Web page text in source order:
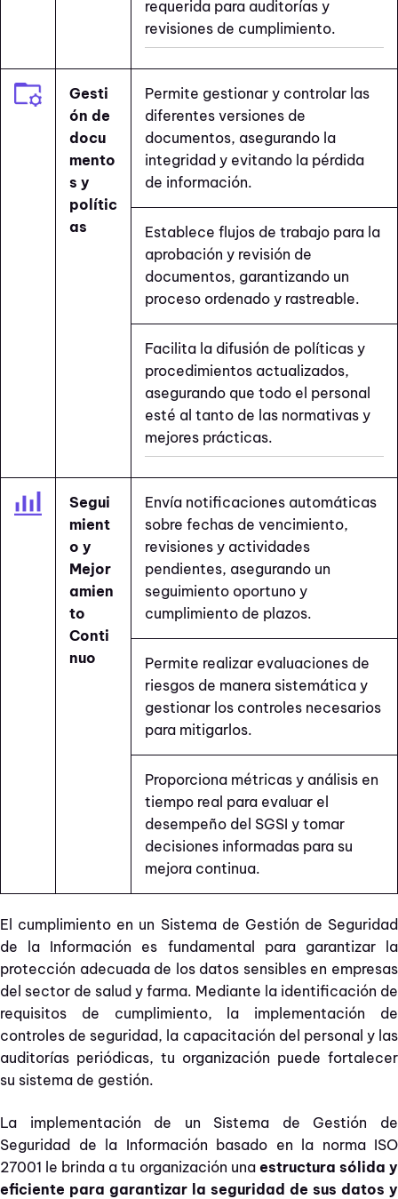
requerida para auditorías y
revisiones de cumplimiento.
Gesti
ón de
docu
mento
s y
polític
as
Permite gestionar y controlar las
diferentes versiones de
documentos, asegurando la
integridad y evitando la pérdida
de información.
Establece flujos de trabajo para la
aprobación y revisión de
documentos, garantizando un
proceso ordenado y rastreable.
Facilita la difusión de políticas y
procedimientos actualizados,
asegurando que todo el personal
esté al tanto de las normativas y
mejores prácticas.
Segui
mient
o y
Mejor
amien
to
Conti
nuo
Envía notificaciones automáticas
sobre fechas de vencimiento,
revisiones y actividades
pendientes, asegurando un
seguimiento oportuno y
cumplimiento de plazos.
Permite realizar evaluaciones de
riesgos de manera sistemática y
gestionar los controles necesarios
para mitigarlos.
Proporciona métricas y análisis en
tiempo real para evaluar el
desempeño del SGSI y tomar
decisiones informadas para su
mejora continua.
El cumplimiento en un Sistema de Gestión de Seguridad
de la Información es fundamental para garantizar la
protección adecuada de los datos sensibles en empresas
del sector de salud y farma. Mediante la identificación de
requisitos de cumplimiento, la implementación de
controles de seguridad, la capacitación del personal y las
auditorías periódicas, tu organización puede fortalecer
su sistema de gestión.
La implementación de un Sistema de Gestión de
Seguridad de la Información basado en la norma ISO
27001 le brinda a tu organización una estructura sólida y
eficiente para garantizar la seguridad de sus datos y